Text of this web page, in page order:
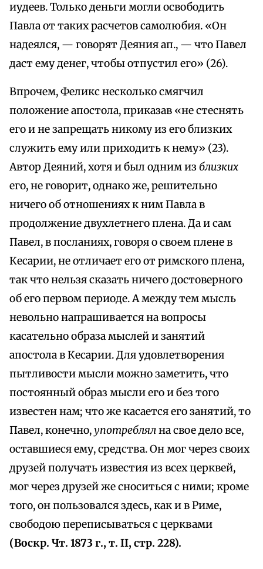
иудеев. Только деньги могли освободить
Павла от таких расчетов самолюбия. «Он
надеялся, — говорят Деяния ап., — что Павел
даст ему денег, чтобы отпустил его» (26).
Впрочем, Феликс несколько смягчил
положение апостола, приказав «не стеснять
его и не запрещать никому из его близких
служить ему или приходить к нему» (23).
Автор Деяний, хотя и был одним из близких
его, не говорит, однако же, решительно
ничего об отношениях к ним Павла в
продолжение двухлетнего плена. Да и сам
Павел, в посланиях, говоря о своем плене в
Кесарии, не отличает его от римского плена,
так что нельзя сказать ничего достоверного
об его первом периоде. А между тем мысль
невольно напрашивается на вопросы
касательно образа мыслей и занятий
апостола в Кесарии. Для удовлетворения
пытливости мысли можно заметить, что
постоянный образ мысли его и без того
известен нам; что же касается его занятий, то
Павел, конечно,употреблялна свое дело все,
оставшиеся ему, средства. Он мог через своих
друзей получать известия из всех церквей,
мог через друзей же сноситься с ними; кроме
того, он пользовался здесь, как и в Риме,
свободою переписываться с церквами
(Воскр. Чт. 1873 г., т. II, стр. 228).